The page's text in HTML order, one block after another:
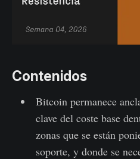
Contenidos
Bitcoin permanece
clave del coste base
zonas que se están
soporte, y donde se